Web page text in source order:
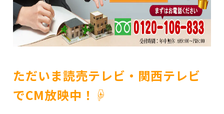
ただいま読売テレビ・関西テレビ
でCM放映中！☟